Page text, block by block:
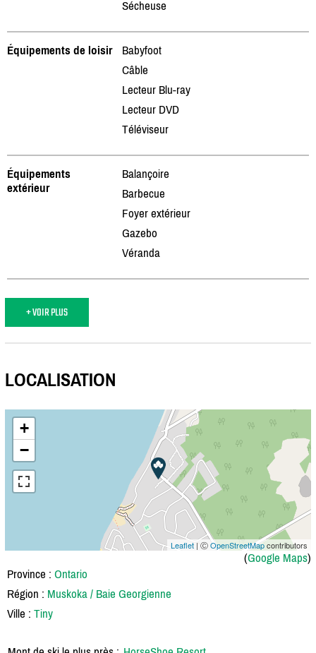
Sécheuse
Équipements de loisir
Babyfoot
Câble
Lecteur Blu-ray
Lecteur DVD
Téléviseur
Équipements
extérieur
Balançoire
Barbecue
Foyer extérieur
Gazebo
Véranda
+ VOIR PLUS
LOCALISATION
+
−
Leaflet | ⒸOpenStreetMapcontributors
(Google Maps)
Province : Ontario
Région : Muskoka / Baie Georgienne
Ville : Tiny